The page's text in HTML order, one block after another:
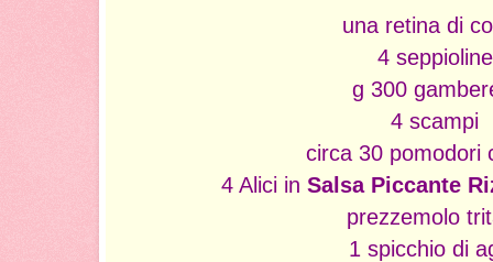
una retina di
4 seppioline
g 300
4 scampi
circa 30 pomodori
4 Alici in Salsa Piccante
prezzemolo
1 spicchio di